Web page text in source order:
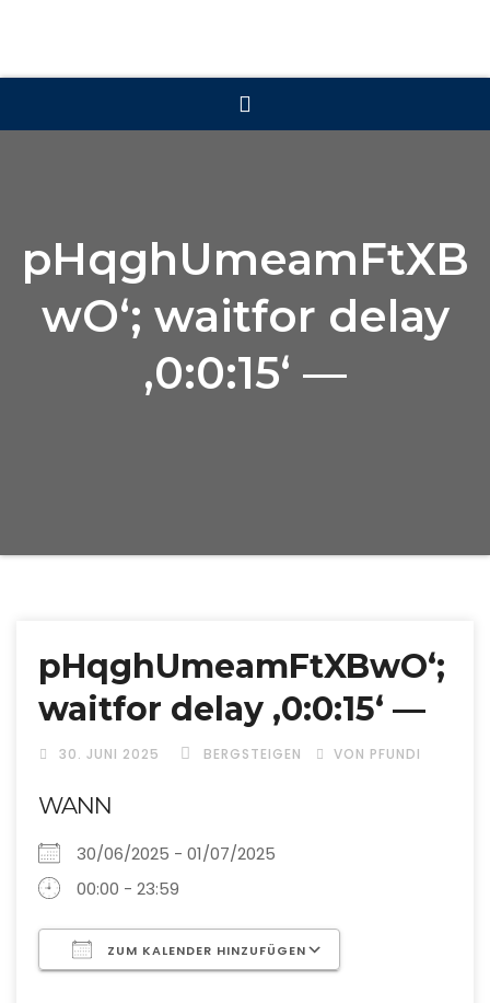
pHqghUmeamFtXB
wO‘; waitfor delay
‚0:0:15‘ —
pHqghUmeamFtXBwO‘;
waitfor delay ‚0:0:15‘ —
30. JUNI 2025 BERGSTEIGEN VON PFUNDI
WANN
30/06/2025 - 01/07/2025
00:00 - 23:59
ZUM KALENDER HINZUFÜGEN